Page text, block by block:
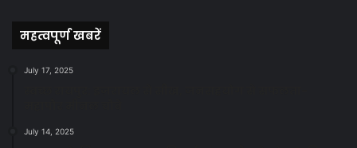
महत्वपूर्ण खबरें
July 17, 2025
July 14, 2025